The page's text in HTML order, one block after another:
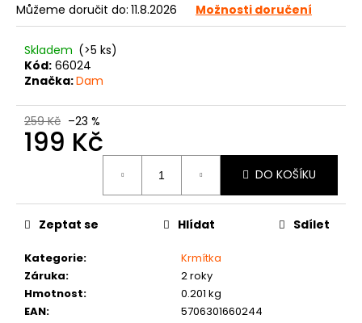
Můžeme doručit do: 11.8.2026 Možnosti doručení
Skladem (>5 ks)
Kód: 66024
Značka:Dam
259 Kč –23 %
199 Kč
DO KOŠÍKU
Kategorie:
Krmítka
Záruka:
2 roky
Hmotnost:
0.201 kg
EAN: 5706301660244
Zeptat se Hlídat Sdílet
u
č
u
e